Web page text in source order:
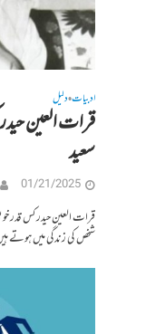
ادبیات•دلیل
قرات العین
سعید
01/21/2025
قرات العین حیدر کس قدر
شخص کی زندگی میں ہوتے